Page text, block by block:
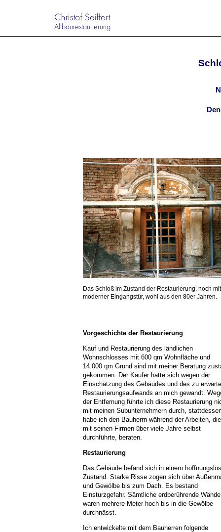
Das Schloß im Zustand der Restaurierung, noch mit
moderner Eingangstür, wohl aus den 80er Jahren.
Vorgeschichte der Restaurierung
Kauf und Restaurierung des ländlichen
Wohnschlosses mit 600 qm Wohnfläche und
14.000 qm Grund sind mit meiner Beratung
gekommen. Der Käufer hatte sich wegen der
Einschätzung des Gebäudes und des zu
Restaurierungsaufwands an mich gewandt.
der Entfernung führte ich diese Restaurierung
mit meinen Subunternehmern durch,
habe ich den Bauherrn während der Arbeiten,
mit seinen Firmen über viele Jahre selbst
durchführte, beraten.
Restaurierung
Das Gebäude befand sich in einem
Zustand. Starke Risse zogen sich über
und Gewölbe bis zum Dach. Es bestand
Einsturzgefahr. Sämtliche erdberührende Wände
waren mehrere Meter hoch bis in die Gewölbe
durchnässt.
Ich entwickelte mit dem Bauherren folgende